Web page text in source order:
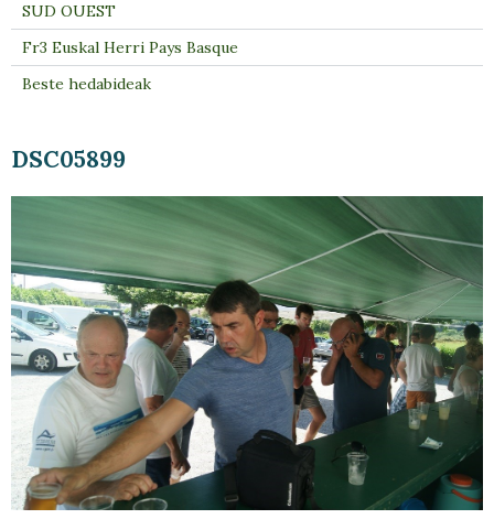
DSC05899
SUD OUEST
Fr3 Euskal Herri Pays Basque
Beste hedabideak